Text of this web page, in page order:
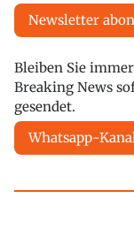
Newsletter
Bleiben Sie
Breaking News
gesendet.
Whatsapp-